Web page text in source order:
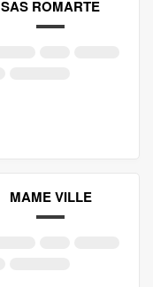
SAS ROMARTE
MAME VILLE